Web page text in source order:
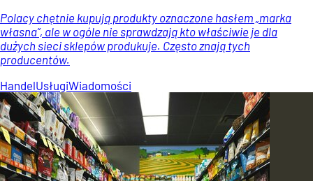
Polacy chętnie kupują produkty oznaczone hasłem „marka
własna”, ale w ogóle nie sprawdzają kto właściwie je dla
dużych sieci sklepów produkuje. Często znają tych
producentów.
HandelUsługiWiadomości